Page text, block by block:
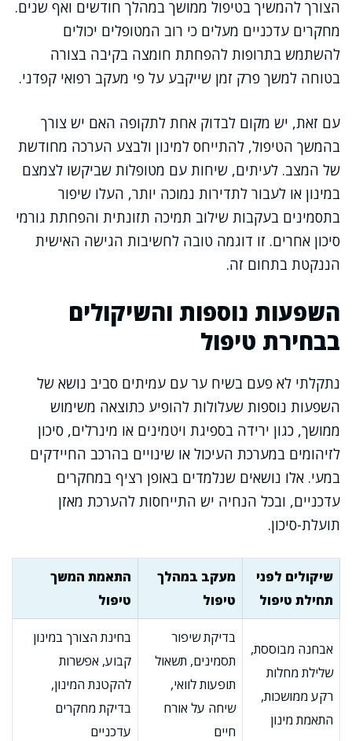
הצורך להמשיך בטיפול ממושך במהלך חודשים ואף שנים.
מחקרים עדכניים מעלים כי רוב המטופלים יכולים
להשתמש בתרופות להפחתת חומצה בקיבה בצורה
בטוחה למשך פרק זמן שייקבע על פי מעקב רפואי קפדני.
עם זאת, יש מקום לבדוק אחת לתקופה האם יש צורך
בהמשך הטיפול, להתייחס למינון ולבצע הערכה מחודשת
של המצב. לעיתים, שיחות עם מטופלות שביקשו לצמצם
במינון או לעבור לתדירות נמוכה יותר, העלו שיפור
בתסמינים בעקבות שילוב תמיכה תזונתית והפחתת גורמי
סיכון אחרים. זו דוגמה טובה לחשיבות הגישה האישית
הננקטת בתחום זה.
השפעות נוספות והשיקולים
בבחירת טיפול
נתקלתי לא פעם בשיח ער עם עמיתים סביב נושא של
השפעות נוספות שעלולות להופיע כתוצאה משימוש
ממושך, כגון ירידה בספיגת ויטמינים או מינרלים, סיכון
לזיהומים במערכת העיכול או שינויים בהרכב החיידקים
במעי. אלו נושאים שנלמדים באופן רציף במחקרים
עדכניים, ובכל הנחיה יש התייחסות להערכת מאזן
תועלת-סיכון.
שיקולים לפני
תחילת טיפול
מעקב במהלך
טיפול
התאמת המשך
טיפול
אבחנה מבוססת,
שלילת מחלות
רקע ממושכות,
התאמת מינון
בדיקת שיפור
תסמינים, תשאול
תופעות לוואי,
שיחה על אורח
חיים
בחינת הצורך במינון
קבוע, אפשרות
להקטנת המינון,
בדיקת מחקרים
עדכניים